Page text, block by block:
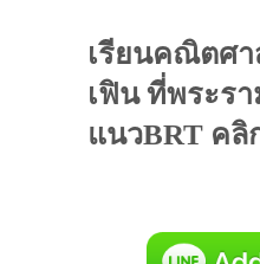
เรียนคณิตศ
เฟิน ที่พระร
แนวBRT คลิ